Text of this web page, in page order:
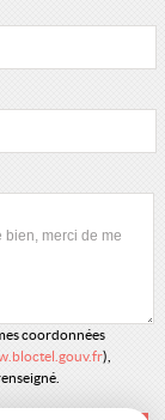
coordonnées
),